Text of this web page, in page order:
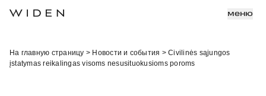
меню
На главную страницу > Новости и события >Civilinės sąjungos
įstatymas reikalingas visoms nesusituokusioms poroms